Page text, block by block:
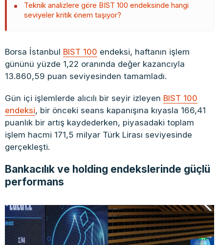
Teknik analizlere göre BIST 100 endeksinde hangi
seviyeler kritik önem taşıyor?
Borsa İstanbul BIST 100 endeksi, haftanın işlem
gününü yüzde 1,22 oranında değer kazancıyla
13.860,59 puan seviyesinden tamamladı.
Gün içi işlemlerde alıcılı bir seyir izleyen BIST 100
endeksi, bir önceki seans kapanışına kıyasla 166,41
puanlık bir artış kaydederken, piyasadaki toplam
işlem hacmi 171,5 milyar Türk Lirası seviyesinde
gerçekleşti.
Bankacılık ve holding endekslerinde güçlü
performans